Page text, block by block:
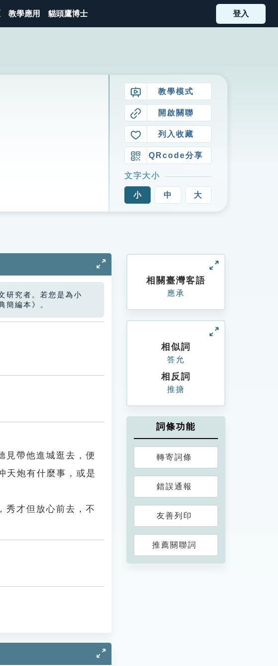
教學應用 貓頭鷹博士 登入
教學模式
開啟關聯
列入收藏
QRcode分享
文字大小
小 中 大
研究者。若您是為小
簡編本》。
見帶他進城逛去，便
天炮有什麼事，或是
秀才但放心前去，不
相關臺灣客語
應承
相似詞
答允
相反詞
推搪
詞條功能
轉寄詞條
錯誤通報
友善列印
推薦關聯詞